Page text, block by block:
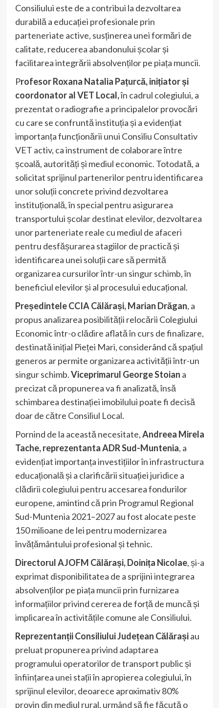
Consiliului este de a contribui la dezvoltarea
durabilă a educației profesionale prin
parteneriate active, susținerea unei formări de
calitate, reducerea abandonului școlar și
facilitarea integrării absolvenților pe piața muncii.
Profesor Roxana Natalia Pațurcă, inițiator și
coordonator al VET Local,în cadrul colegiului, a
prezentat o radiografie a principalelor provocări
cu care se confruntă instituția și a evidențiat
importanța funcționării unui Consiliu Consultativ
VET activ, ca instrument de colaborare între
școală, autorități și mediul economic. Totodată, a
solicitat sprijinul partenerilor pentru identificarea
unor soluții concrete privind dezvoltarea
instituțională, în special pentru asigurarea
transportului școlar destinat elevilor, dezvoltarea
unor parteneriate reale cu mediul de afaceri
pentru desfășurarea stagiilor de practică și
identificarea unei soluții care să permită
organizarea cursurilor într-un singur schimb, în
beneficiul elevilor și al procesului educațional.
Președintele CCIA Călărași, Marian Drăgan, a
propus analizarea posibilității relocării Colegiului
Economic într-o clădire aflată în curs de finalizare,
destinată inițial Pieței Mari, considerând că spațiul
generos ar permite organizarea activității într-un
singur schimb.Viceprimarul George Stoian a
precizat că propunerea va fi analizată, însă
schimbarea destinației imobilului poate fi decisă
doar de către Consiliul Local.
Pornind de la această necesitate,Andreea Mirela
Tache, reprezentanta ADR Sud-Muntenia, a
evidențiat importanța investițiilor în infrastructura
educațională și a clarificării situației juridice a
clădirii colegiului pentru accesarea fondurilor
europene, amintind că prin Programul Regional
Sud-Muntenia 2021–2027 au fost alocate peste
150 milioane de lei pentru modernizarea
învățământului profesional și tehnic.
Directorul AJOFM Călărași, Doinița Nicolae, și-a
exprimat disponibilitatea de a sprijini integrarea
absolvenților pe piața muncii prin furnizarea
informațiilor privind cererea de forță de muncă și
implicarea în activitățile comune ale Consiliului.
Reprezentanții Consiliului Județean Călărașiau
preluat propunerea privind adaptarea
programului operatorilor de transport public și
înființarea unei stații în apropierea colegiului, în
sprijinul elevilor, deoarece aproximativ 80%
provin din mediul rural, urmând să fie făcută o